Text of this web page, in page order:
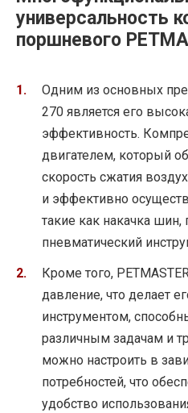
универсальность
поршневого
Одним из основных
270 является его
эффективность.
двигателем, который
скорость сжатия
и эффективно
такие как накачка шин,
пневматический
Кроме того,
давление, что делает
инструментом,
различным задачам и
можно настроить в
потребностей, что
удобство